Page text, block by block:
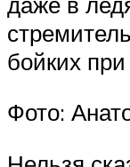
бойких
Фото: